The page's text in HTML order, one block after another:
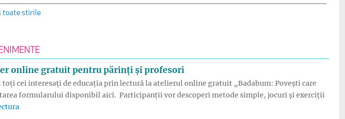
toate stirile
online gratuit pentru părinți și profesori
cei interesați de educația prin lectură la atelierul online gratuit „Badabum: Povești care
formularului disponibil aici. Participanții vor descoperi metode simple, jocuri și exerciții